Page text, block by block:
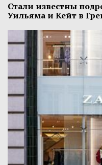
Стали известны
Уильяма и Кейт в